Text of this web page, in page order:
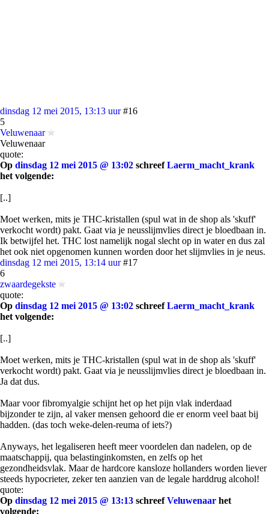
dinsdag 12 mei 2015, 13:13 uur #16
5
Veluwenaar
Veluwenaar
quote:
Op dinsdag 12 mei 2015 @ 13:02 schreefLaerm_macht_krank
het volgende:
[..]
Moet werken, mits je THC-kristallen (spul wat in de shop als 'skuff'
verkocht wordt) pakt. Gaat via je neusslijmvlies direct je bloedbaan in.
Ik betwijfel het. THC lost namelijk nogal slecht op in water en dus zal
het ook niet opgenomen kunnen worden door het slijmvlies in je neus.
dinsdag 12 mei 2015, 13:14 uur #17
6
zwaardegekste
quote:
Op dinsdag 12 mei 2015 @ 13:02 schreefLaerm_macht_krank
het volgende:
[..]
Moet werken, mits je THC-kristallen (spul wat in de shop als 'skuff'
verkocht wordt) pakt. Gaat via je neusslijmvlies direct je bloedbaan in.
Ja dat dus.
Maar voor fibromyalgie schijnt het op het pijn vlak inderdaad
bijzonder te zijn, al vaker mensen gehoord die er enorm veel baat bij
hadden. (das toch weke-delen-reuma of iets?)
Anyways, het legaliseren heeft meer voordelen dan nadelen, op de
maatschappij, qua belastinginkomsten, en zelfs op het
gezondheidsvlak. Maar de hardcore kansloze hollanders worden liever
steeds hypocrieter, zeker ten aanzien van de legale harddrug alcohol!
quote:
Op dinsdag 12 mei 2015 @ 13:13 schreefVeluwenaar het
volgende: